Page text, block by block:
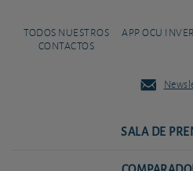
TODOS NUESTROS
CONTACTOS
APP OCU
SALA DE